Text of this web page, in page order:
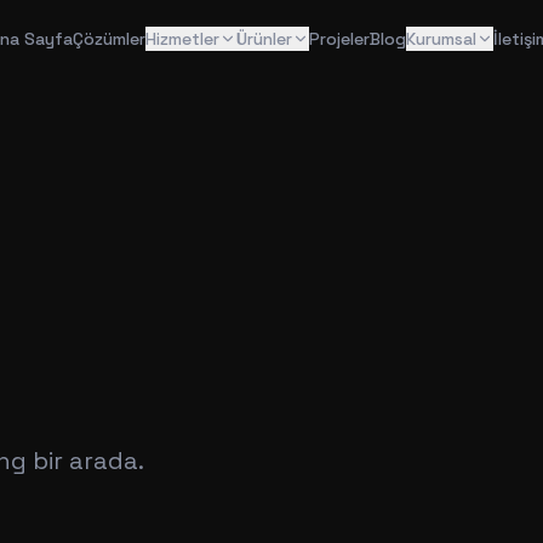
SayfaÇözümlerHizmetler Ürünler ProjelerBlogKurumsal
bir arada.